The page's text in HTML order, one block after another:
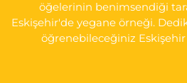
öğelerinin benimsendiği
Eskişehir'de yegane örneği.
öğrenebileceğiniz